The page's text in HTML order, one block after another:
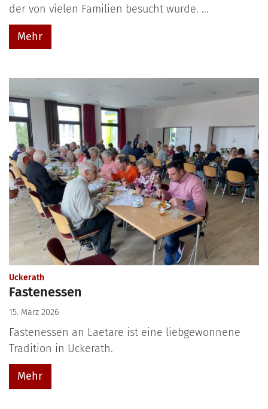
der von vielen Familien besucht wurde. ...
Mehr
Uckerath:
Fastenessen
15. März 2026
Fastenessen an Laetare ist eine liebgewonnene
Tradition in Uckerath.
Mehr